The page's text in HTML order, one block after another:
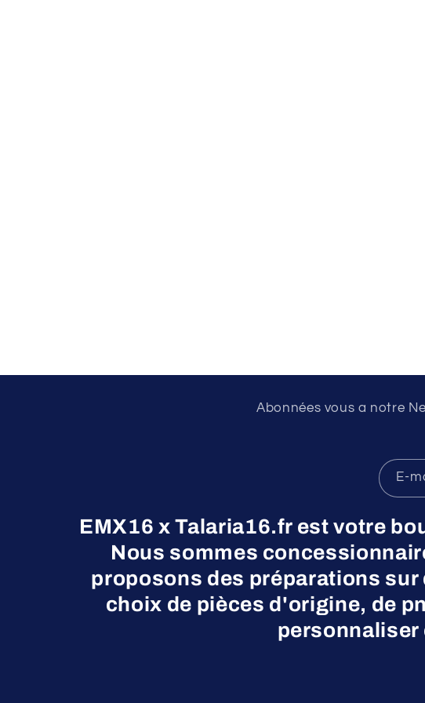
Abonnées vous a notre
E-
EMX16 x Talaria16.fr est votre
Nous sommes
proposons des préparations
choix de pièces d'origine, de
personnaliser